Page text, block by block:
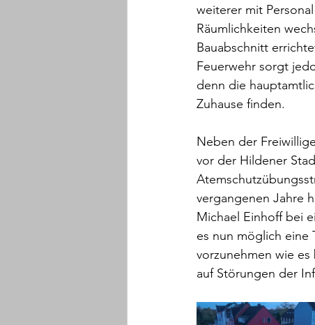
weiterer mit
Räumlichkeiten
Bauabschnitt
Feuerwehr sorgt
denn die
Zuhause finden.
Neben der
vor der Hildener
vergangenen Jahre
Michael Einhoff bei
es nun möglich eine
vorzunehmen wie
auf Störungen der